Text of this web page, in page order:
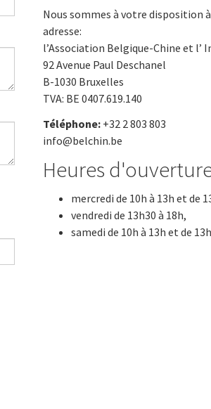
Nous sommes à votre disposition
adresse:
l’Association Belgique-Chine et l’
92 Avenue Paul Deschanel
B-1030 Bruxelles
TVA: BE 0407.619.140
Téléphone:+32 2 803 803
info@belchin.be
Heures
mercredi de 10h à 13h et de
vendredi de 13h30 à 18h,
samedi de 10h à 13h et de